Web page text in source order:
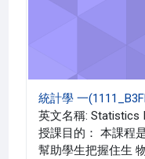
統計學 一
英文名稱: Statistics
授課目的： 本課程
幫助學生把握住生